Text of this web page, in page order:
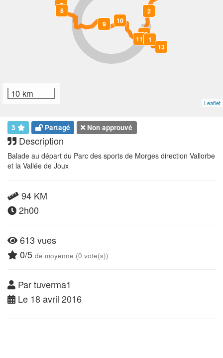
0
1
2
7
8
9
10
11
12
13
10 km
Leaflet
3 Partagé Non approuvé
Description
Balade au départ du Parc des sports de Morges direction Vallorbe
et la Vallée de Joux
94 KM
2h00
613 vues
0/5 de moyenne (0 vote(s))
Par tuverma1
Le 18 avril 2016